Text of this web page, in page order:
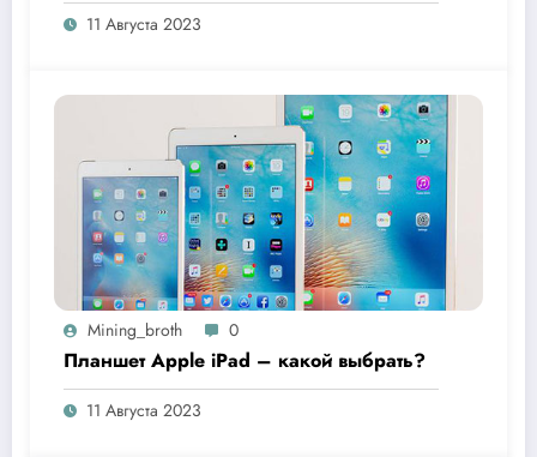
11 Августа 2023
Mining_broth 0
Планшет Apple iPad – какой выбрать?
11 Августа 2023